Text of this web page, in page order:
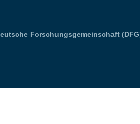
Forschungsgemeinschaft